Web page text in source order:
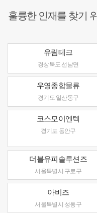
훌륭한 인재를 찾기
유림테크
경상북도 선남면
우영종합물류
경기도 일산동구
코스모이엔텍
경기도 동안구
더블유피솔루션즈
서울특별시 구로구
아비즈
서울특별시 성동구